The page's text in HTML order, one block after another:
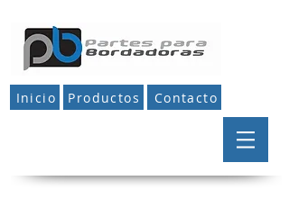
Inicio Productos Contacto